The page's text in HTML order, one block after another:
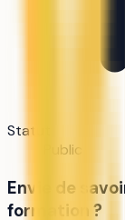
Statut
Public
Envie de
formation ?